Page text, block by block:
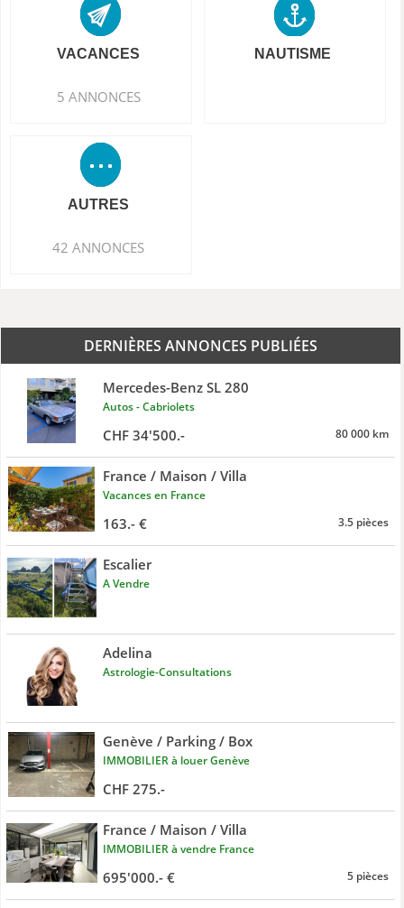
VACANCES
5 ANNONCES
NAUTISME
AUTRES
42 ANNONCES
DERNIÈRES ANNONCES PUBLIÉES
Mercedes-Benz SL 280
Autos - Cabriolets
CHF 34'500.- 80 000 km
France / Maison / Villa
Vacances en France
163.- € 3.5 pièces
Escalier
A Vendre
Adelina
Astrologie-Consultations
Genève / Parking / Box
IMMOBILIER à louer Genève
CHF 275.-
France / Maison / Villa
IMMOBILIER à vendre France
695'000.- € 5 pièces